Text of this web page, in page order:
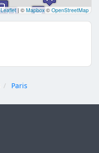
Leaflet | © Mapbox © OpenStreetMap
Paris